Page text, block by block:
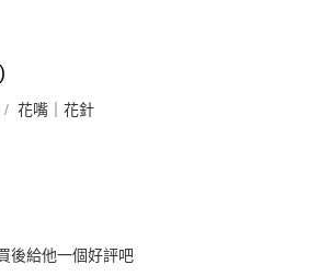
花嘴｜花針
後給他一個好評吧